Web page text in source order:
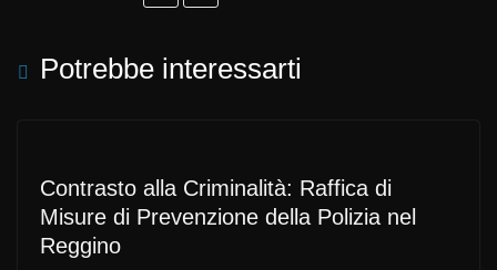
Potrebbe interessarti
Contrasto alla Criminalità: Raffica di
Misure di Prevenzione della Polizia nel
Reggino